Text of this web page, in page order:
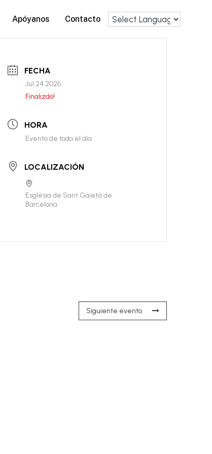
Apóyanos Contacto
FECHA
Jul 24 2026
Finalizdo!
HORA
Evento de todo el día
LOCALIZACIÓN
Església de Sant Gaietà de
Barcelona
Siguiente evento